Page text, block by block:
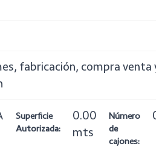
fabricación, compra venta y
Superficie
Autorizada:
0.00
mts
Número
de
cajones:
0